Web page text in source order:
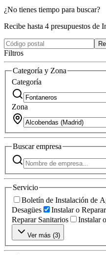
¿No tienes tiempo para buscar?
Recibe hasta 4 presupuestos de
Filtros
Categoría y Zona
Categoría
Zona
Buscarempresa
Servicio
Boletín de Instalación de
Desagües
Instalar o
Reparar Sanitarios
Instalar
Ver más (3)